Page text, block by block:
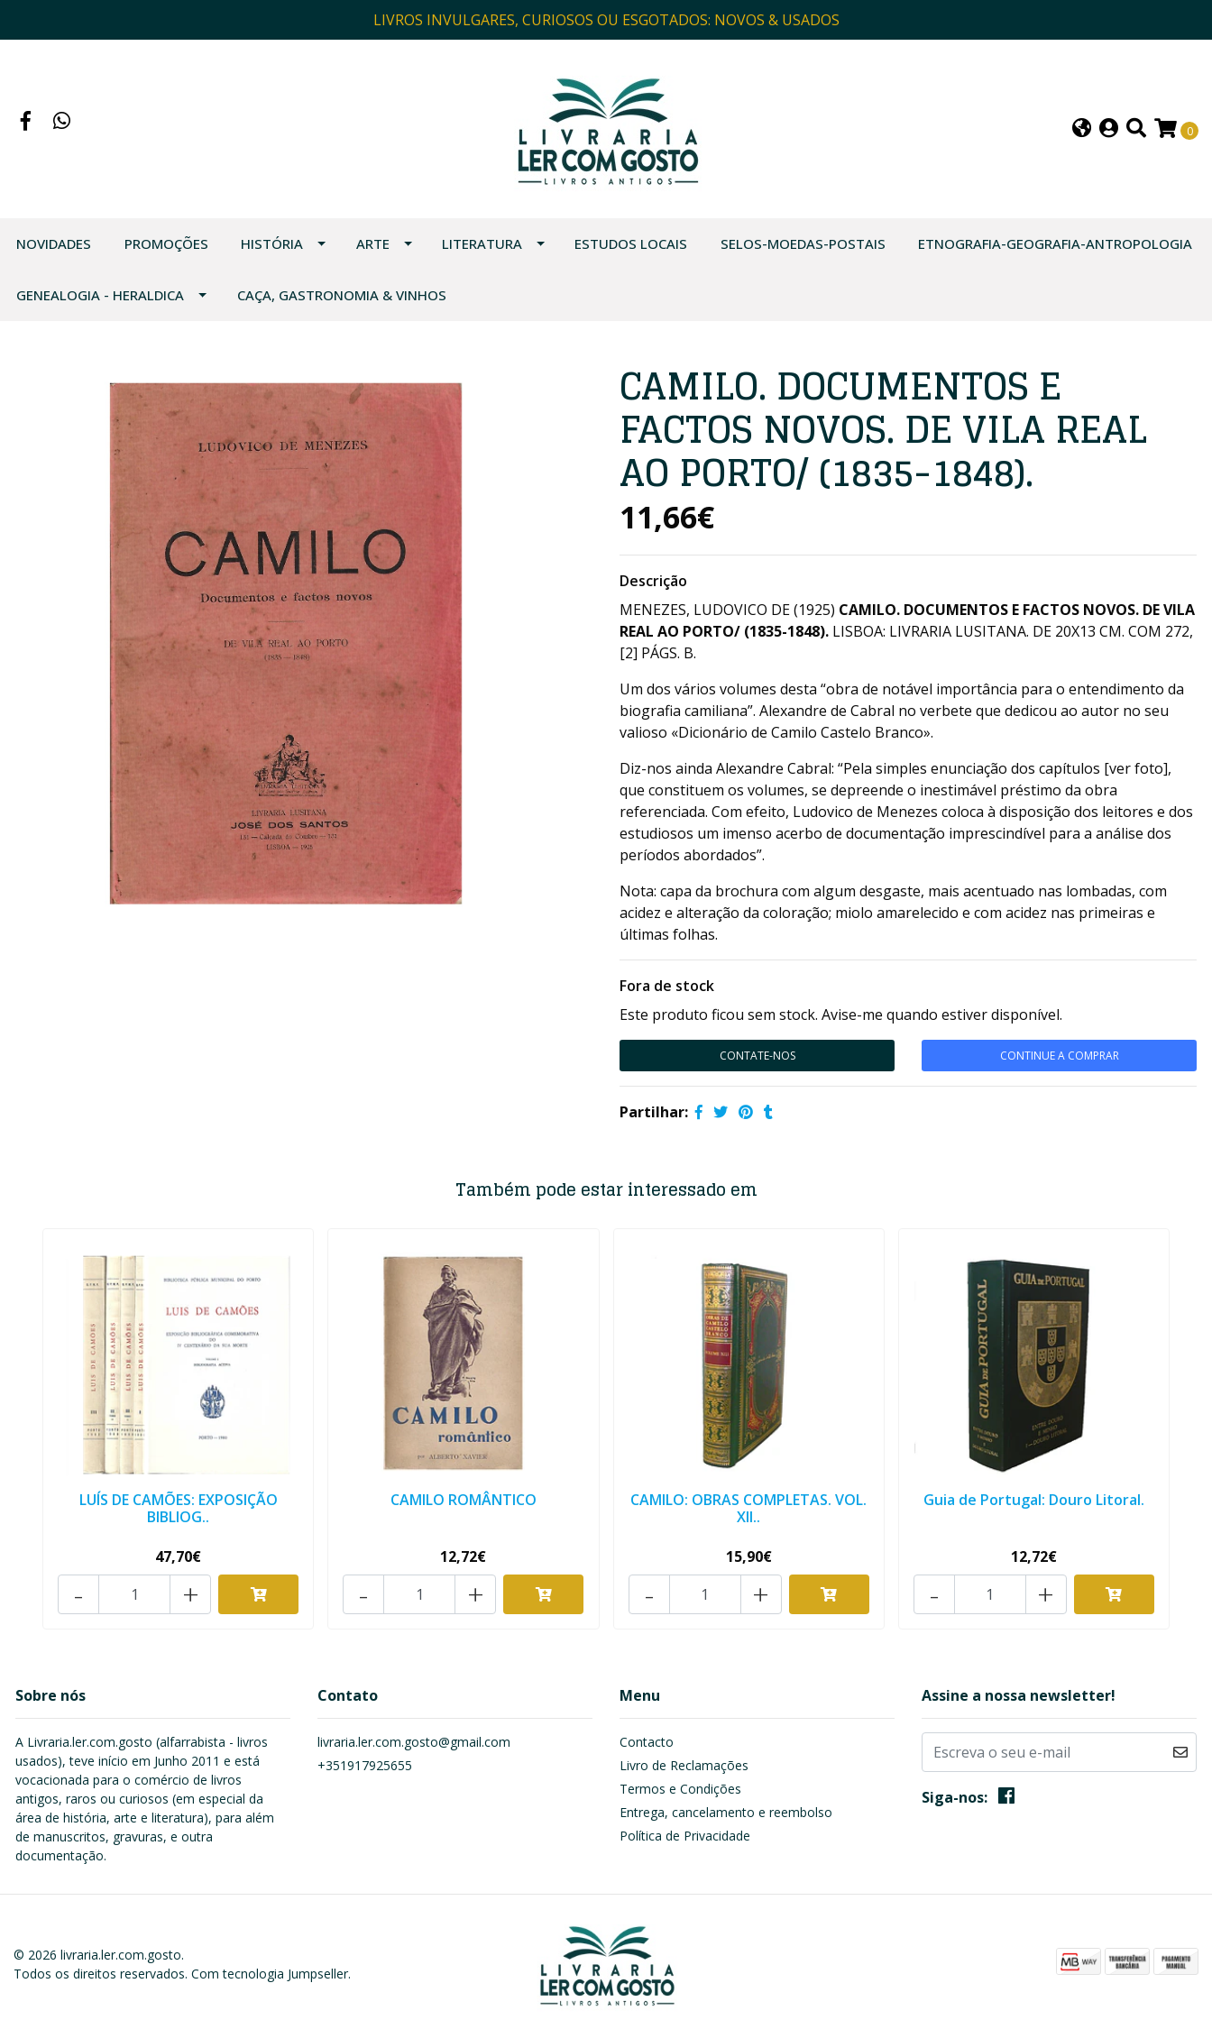
LIVROS INVULGARES, CURIOSOS OU ESGOTADOS: NOVOS & USADOS
0
NOVIDADES PROMOÇÕES HISTÓRIA ARTE LITERATURA ESTUDOS LOCAIS SELOS-MOEDAS-POSTAIS ETNOGRAFIA-GEOGRAFIA-ANTROPOLOGIA
GENEALOGIA - HERALDICA CAÇA, GASTRONOMIA & VINHOS
CAMILO. DOCUMENTOS E
FACTOS NOVOS. DE VILA REAL
AO PORTO/ (1835-1848).
11,66€
Descrição
MENEZES, LUDOVICO DE (1925) CAMILO. DOCUMENTOS E FACTOS NOVOS. DE VILA
REAL AO PORTO/ (1835-1848). LISBOA: LIVRARIA LUSITANA. DE 20X13 CM. COM 272,
[2] PÁGS. B.
Um dos vários volumes desta “obra de notável importância para o entendimento da
biografia camiliana”. Alexandre de Cabral no verbete que dedicou ao autor no seu
valioso «Dicionário de Camilo Castelo Branco».
Diz-nos ainda Alexandre Cabral: “Pela simples enunciação dos capítulos [ver foto],
que constituem os volumes, se depreende o inestimável préstimo da obra
referenciada. Com efeito, Ludovico de Menezes coloca à disposição dos leitores e dos
estudiosos um imenso acerbo de documentação imprescindível para a análise dos
períodos abordados”.
Nota: capa da brochura com algum desgaste, mais acentuado nas lombadas, com
acidez e alteração da coloração; miolo amarelecido e com acidez nas primeiras e
últimas folhas.
Fora de stock
Este produto ficou sem stock. Avise-me quando estiver disponível.
CONTATE-NOS CONTINUE A COMPRAR
Partilhar:
Também pode estar interessado em
LUÍS DE CAMÕES: EXPOSIÇÃO
BIBLIOG..
47,70€
+
-
CAMILO ROMÂNTICO
12,72€
+
-
CAMILO: OBRAS COMPLETAS. VOL.
XII..
15,90€
+
-
Guia de Portugal: Douro Litoral.
12,72€
+
-
Sobre nós
A Livraria.ler.com.gosto (alfarrabista - livros
usados), teve início em Junho 2011 e está
vocacionada para o comércio de livros
antigos, raros ou curiosos (em especial da
área de história, arte e literatura), para além
de manuscritos, gravuras, e outra
documentação.
Contato
livraria.ler.com.gosto@gmail.com
+351917925655
Menu
Contacto
Livro de Reclamações
Termos e Condições
Entrega, cancelamento e reembolso
Política de Privacidade
Assine a nossa newsletter!
Siga-nos:
© 2026 livraria.ler.com.gosto.
Todos os direitos reservados. Com tecnologia Jumpseller.